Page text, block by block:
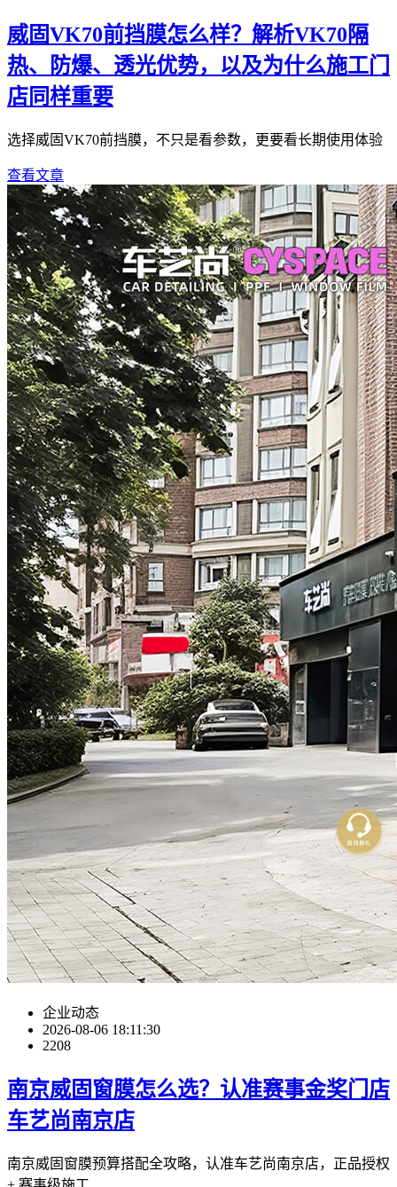
威固VK70前挡膜怎么样？解析VK70隔
热、防爆、透光优势，以及为什么施工门
店同样重要
选择威固VK70前挡膜，不只是看参数，更要看长期使用体验
查看文章
企业动态
2026-08-06 18:11:30
2208
南京威固窗膜怎么选？认准赛事金奖门店
车艺尚南京店
南京威固窗膜预算搭配全攻略，认准车艺尚南京店，正品授权